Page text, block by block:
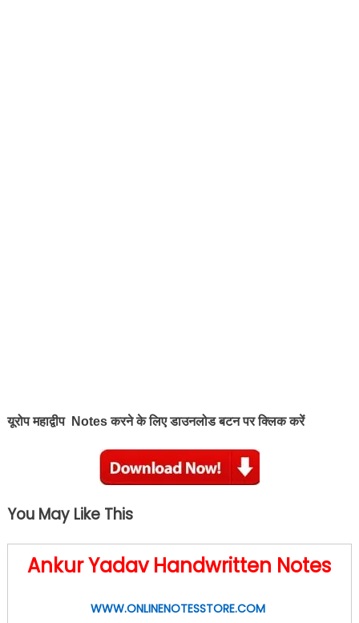
यूरोप महाद्वीप Notesकरने के लिए डाउनलोड बटन पर क्लिक करें
You May Like This
Ankur Yadav Handwritten Notes
WWW.ONLINENOTESSTORE.COM